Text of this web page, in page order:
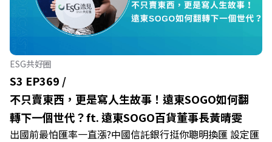
何在中高壓的「三明治主管」困境中全身而退？ 主持人／
遠見雜誌總編輯 林讓均 與談人／薩提爾模式溝通引導師、
作者 李崇義、謝佳芸 +++++ 🫧清除腦袋的盲點，也順手理
清生活的雜亂。 點開看質感養成術>>
https://gvmkt.pse.is/9al3px ✨關注《遠見》更多的社群：
LINE：https://reurl.cc/A4ELQp IG：
https://bit.ly/3AjBWNV YT：https://bit.ly/38jNi9k
Powered by Firstory Hosting
ESG共好圈
S3 EP369 /
不只賣東西，更是寫人生故事！遠東SOGO如何翻
轉下一個世代？ft. 遠東SOGO百貨董事長黃晴雯
出國前最怕匯率一直漲?中國信託銀行挺你聰明換匯 設定匯